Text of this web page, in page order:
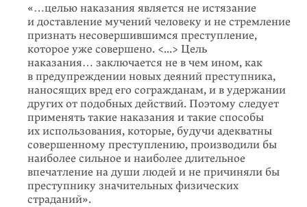
«…целью наказания является не истязание
и доставление мучений человеку и не стремление
признать несовершившимся преступление,
которое уже совершено. <...> Цель
наказания… заключается не в чем ином, как
в предупреждении новых деяний преступника,
наносящих вред его согражданам, и в удержании
других от подобных действий. Поэтому следует
применять такие наказания и такие способы
их использования, которые, будучи адекватны
совершенному преступлению, производили бы
наиболее сильное и наиболее длительное
впечатление на души людей и не причиняли бы
преступнику значительных физических
страданий».